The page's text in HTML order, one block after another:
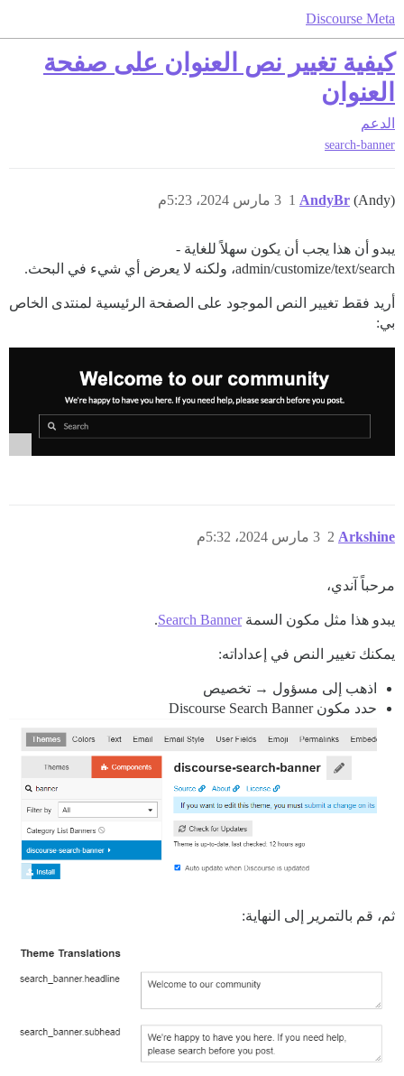
Discourse Meta
كيفية تغيير نص العنوان على صفحة
العنوان
الدعم
search-banner
AndyBr (Andy) 3 مارس 2024، 5:23م 1
يبدو أن هذا يجب أن يكون سهلاً للغاية -
admin/customize/text/search، ولكنه لا يعرض أي شيء في البحث.
أريد فقط تغيير النص الموجود على الصفحة الرئيسية لمنتدى الخاص
بي:
Arkshine 3 مارس 2024، 5:32م 2
مرحباً آندي،
يبدو هذا مثل مكون السمةSearch Banner
.
يمكنك تغيير النص في إعداداته:
اذهب إلى مسؤول → تخصيص
حدد مكون Discourse Search Banner
ثم، قم بالتمرير إلى النهاية: